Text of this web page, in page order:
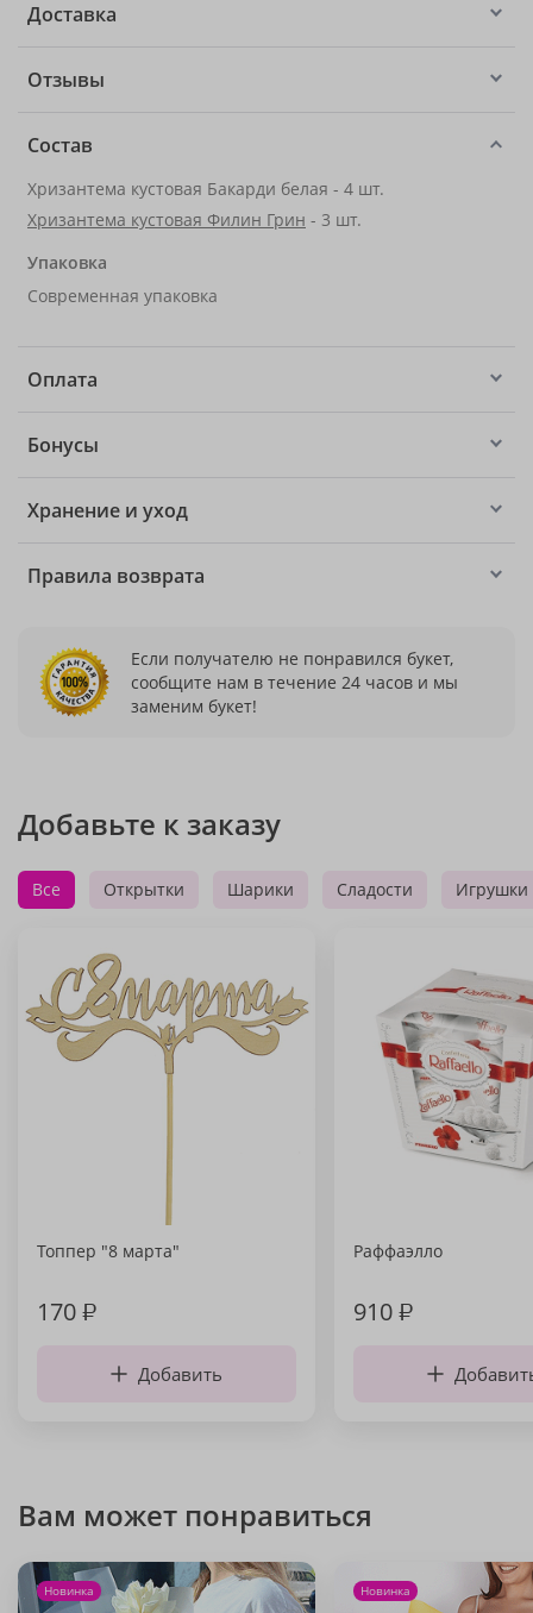
Доставка
Отзывы
Состав
Хризантема кустовая Бакарди белая - 4 шт.
Хризантема кустовая Филин Грин - 3 шт.
Упаковка
Современная упаковка
Оплата
Бонусы
Хранение и уход
Правила возврата
Если получателю не понравился букет,
сообщите нам в течение 24 часов и мы
заменим букет!
Добавьте к заказу
Все Открытки Шарики Сладости Игрушки
Топпер "8 марта"
170₽
Добавить
Раффаэлло
910₽
Вам может понравиться
Новинка Новинка